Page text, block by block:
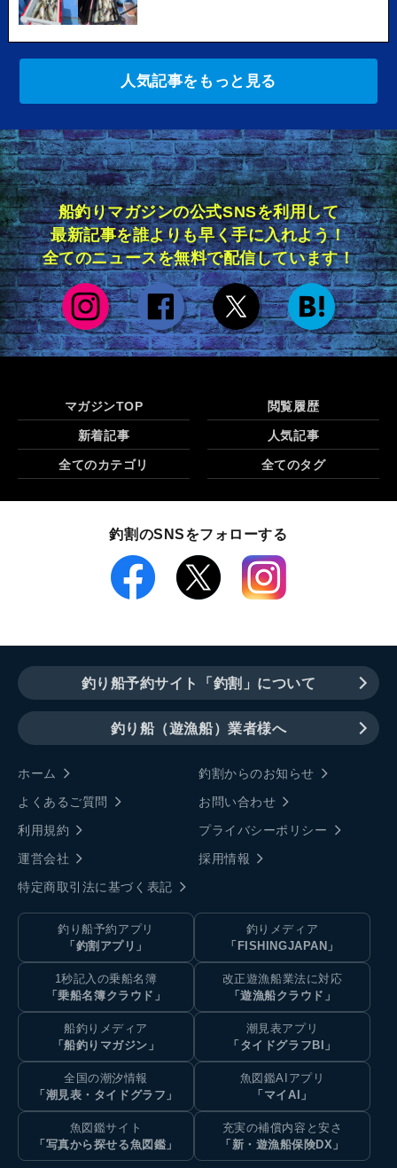
人気記事をもっと見る
船釣りマガジンの公式SNSを利用して
最新記事を誰よりも早く手に入れよう！
全てのニュースを無料で配信しています！
マガジンTOP 閲覧履歴
新着記事 人気記事
全てのカテゴリ 全てのタグ
釣割のSNSをフォローする
釣り船予約サイト「釣割」について
釣り船（遊漁船）業者様へ
ホーム
釣割からのお知らせ
よくあるご質問
お問い合わせ
利用規約
プライバシーポリシー
運営会社
採用情報
特定商取引法に基づく表記
釣り船予約アプリ
「釣割アプリ」
釣りメディア
「FISHINGJAPAN」
1秒記入の乗船名簿
「乗船名簿クラウド」
改正遊漁船業法に対応
「遊漁船クラウド」
船釣りメディア
「船釣りマガジン」
潮見表アプリ
「タイドグラフBI」
全国の潮汐情報
「潮見表・タイドグラフ」
魚図鑑AIアプリ
「マイAI」
魚図鑑サイト
「写真から探せる魚図鑑」
充実の補償内容と安さ
「新・遊漁船保険DX」